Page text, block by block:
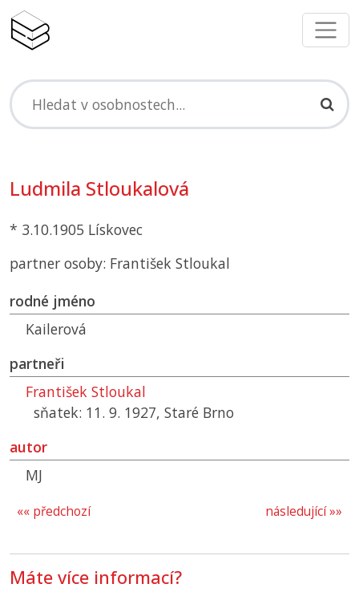
Ludmila Stloukalová
* 3.10.1905 Lískovec
partner osoby: František Stloukal
rodné jméno
Kailerová
partneři
František Stloukal
sňatek: 11. 9. 1927, Staré Brno
autor
MJ
následující »»
«« předchozí
Máte více informací?